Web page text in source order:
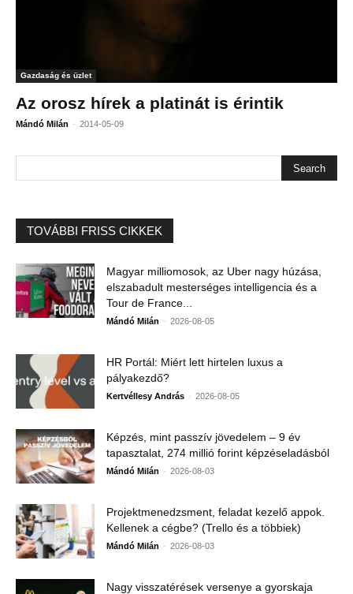
Gazdaság és üzlet
Az orosz hírek a platinát is érintik
Mándó Milán - 2014-05-09
TOVÁBBI FRISS CIKKEK
Magyar milliomosok, az Uber nagy húzása,
elszabadult mesterséges intelligencia és a
Tour de France...
Mándó Milán - 2026-08-05
HR Portál: Miért lett hirtelen luxus a
pályakezdő?
Kertvéllesy András - 2026-08-05
Képzés, mint passzív jövedelem – 9 év
tapasztalat, 274 millió forint képzéseladásból
Mándó Milán - 2026-08-03
Projektmenedzsment, feladat kezelő appok.
Kellenek a cégbe? (Trello és a többiek)
Mándó Milán - 2026-08-03
Nagy visszatérések versenye a gyorskaja